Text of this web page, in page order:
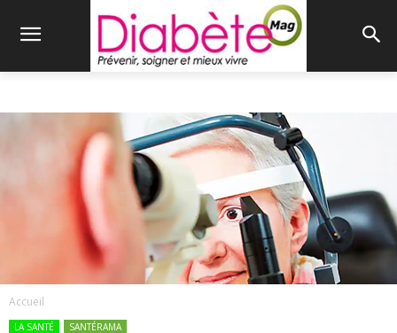
Accueil
LA SANTÉ SANTÉRAMA